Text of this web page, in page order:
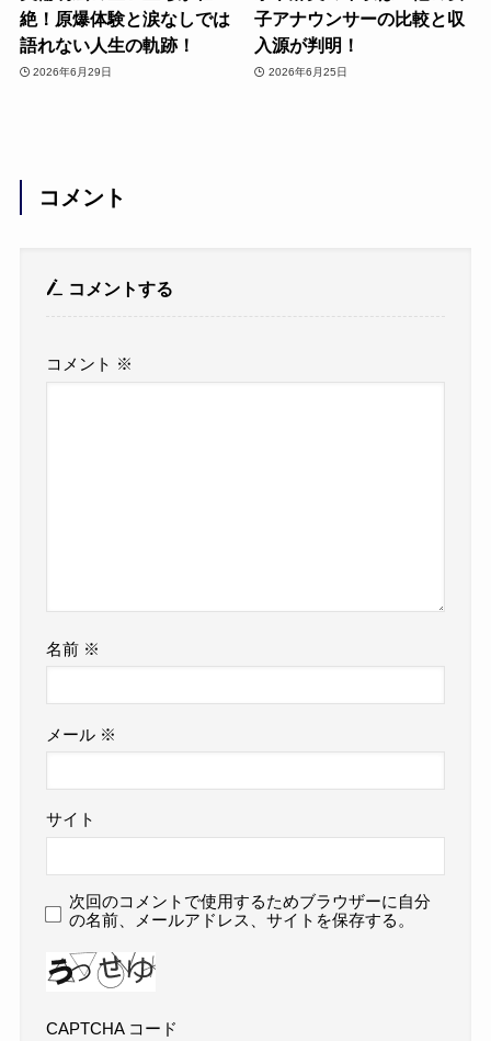
絶！原爆体験と涙なしでは
語れない人生の軌跡！
2026年6月29日
子アナウンサーの比較と収
入源が判明！
2026年6月25日
コメント
コメントする
コメント ※
名前 ※
メール ※
サイト
次回のコメントで使用するためブラウザーに自分
の名前、メールアドレス、サイトを保存する。
CAPTCHA コード